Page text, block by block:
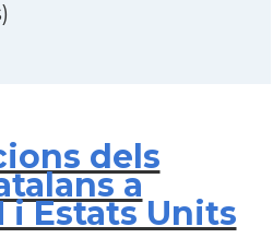
dels
a
i Estats Units